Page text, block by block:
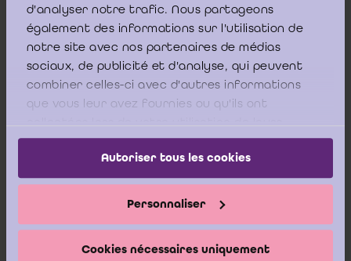
d'analyser notre trafic. Nous partageons
également des informations sur l'utilisation de
notre site avec nos partenaires de médias
sociaux, de publicité et d'analyse, qui peuvent
combiner celles-ci avec d'autres informations
que vous leur avez fournies ou qu'ils ont
services.
Autoriser tous les cookies
Personnaliser
Cookies nécessaires uniquement
Tax Audit Accountancy 51/2016
juin 2016
mars 2016